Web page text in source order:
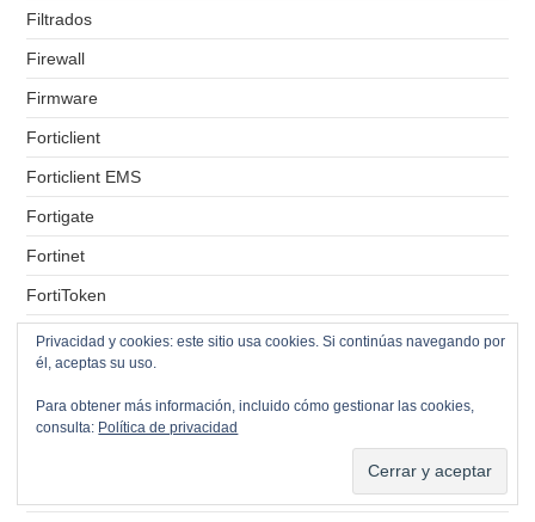
Filtrados
Firewall
Firmware
Forticlient
Forticlient EMS
Fortigate
Fortinet
FortiToken
FreePBX
FrontalWeb
FTP
Privacidad y cookies: este sitio usa cookies. Si continúas navegando por
él, aceptas su uso.
Para obtener más información, incluido cómo gestionar las cookies,
consulta: Política de privacidad